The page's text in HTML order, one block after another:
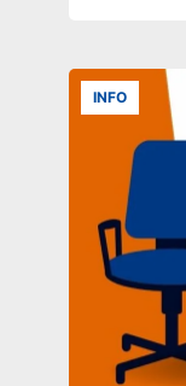
INFO